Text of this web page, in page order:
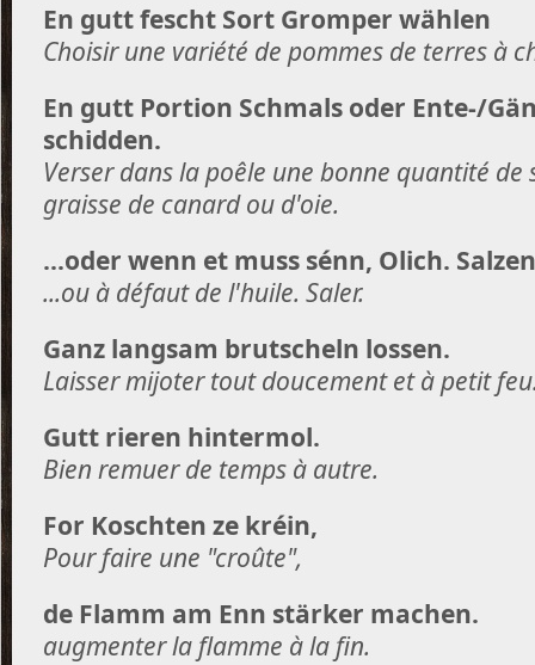
En gutt fescht Sort Gromper wählen
Choisir une variété de pommes de terres à
En gutt Portion Schmals oder Ente-/
schidden.
Verser dans la poêle une bonne quantité de
graisse de canard ou d'oie.
...oder wenn et muss sénn, Olich.
...ou à défaut de l'huile. Saler.
Ganz langsam brutscheln lossen.
Laisser mijoter tout doucement et à petit
Gutt rieren hintermol.
Bien remuer de temps à autre.
For Koschten ze kréin,
Pour faire une "croûte",
de Flamm am Enn stärker machen.
augmenter la flamme à la fin.